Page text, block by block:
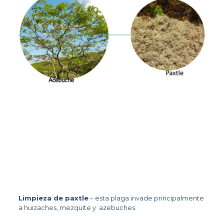
Limpieza de paxtle – esta plaga invade principalmente
a huizaches, mezquite y  azebuches.